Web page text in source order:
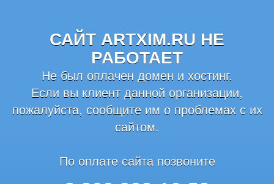
САЙТ ARTXIM.RU НЕ
РАБОТАЕТ
Не был оплачен домен и хостинг.
Если вы клиент данной организации,
пожалуйста, сообщите им о проблемах с их
сайтом.
По оплате сайта позвоните